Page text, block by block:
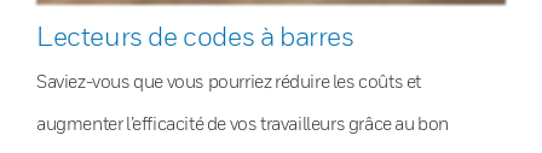
Lecteurs de codes à barres
Saviez-vous que vous pourriez réduire les coûts et
augmenter l’efficacité de vos travailleurs grâce au bon